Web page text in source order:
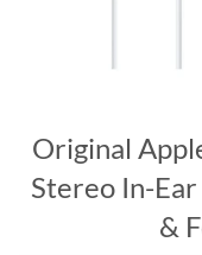
Original
Stereo In-
&